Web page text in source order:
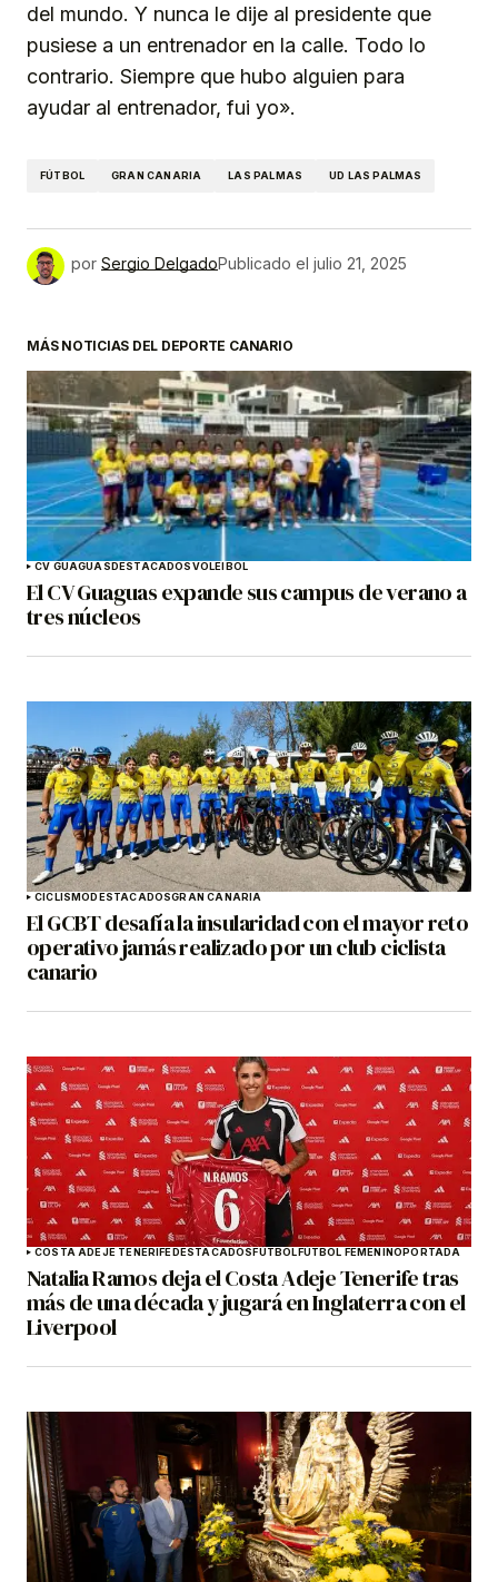
del mundo. Y nunca le dije al presidente que
pusiese a un entrenador en la calle. Todo lo
contrario. Siempre que hubo alguien para
ayudar al entrenador, fui yo».
FÚTBOL GRAN CANARIA LAS PALMAS UD LAS PALMAS
por Sergio DelgadoPublicado el julio 21, 2025
MÁS NOTICIAS DEL DEPORTE CANARIO
CV GUAGUASDESTACADOSVOLEIBOL
El CV Guaguas expande sus campus de verano a
tres núcleos
CICLISMODESTACADOSGRAN CANARIA
El GCBT desafía la insularidad con el mayor reto
operativo jamás realizado por un club ciclista
canario
COSTA ADEJE TENERIFEDESTACADOSFÚTBOLFÚTBOL FEMENINOPORTADA
Natalia Ramos deja el Costa Adeje Tenerife tras
más de una década y jugará en Inglaterra con el
Liverpool